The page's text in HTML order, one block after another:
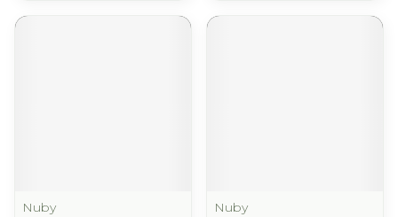
Nuby
Nuby